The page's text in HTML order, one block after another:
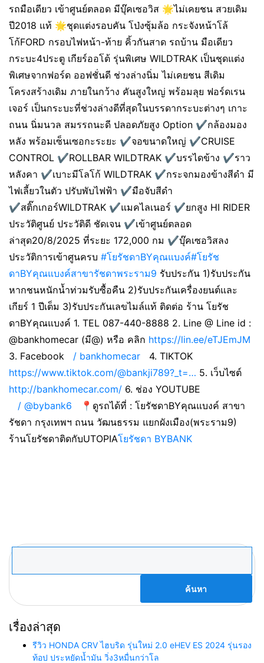
รถมือเดียว เข้าศูนย์ตลอด มีบุ๊คเซอวิส 🌟ไม่เคยชน สวยเดิม
ปี2018 แท้ 🌟ชุดแต่งรอบคัน โป่งซุ้มล้อ กระจังหน้าโล้
โก้FORD กรอบไฟหน้า-ท้าย คิ้วกันสาด รถบ้าน มือเดียว
กระบะ4ประตู เกียร์ออโต้ รุ่นพิเศษ WILDTRAK เป็นชุดแต่ง
พิเศษจากฟอร์ด ออฟชั่นดี ช่วงล่างนิ่ม ไม่เคยชน สีเดิม
โครงสร้างเดิม ภายในกว้าง คันสูงใหญ่ พร้อมลุย ฟอร์ดเรน
เจอร์ เป็นกระบะที่ช่วงล่างดีที่สุดในบรรดากระบะต่างๆ เกาะ
ถนน นิ่มนวล สมรรถนะดี ปลอดภัยสูง Option ✔️กล้องมอง
หลัง พร้อมเซ็นเซอกะระยะ ✔️จอขนาดใหญ่ ✔️CRUISE
CONTROL ✔️ROLLBAR WILDTRAK ✔️บรรไดข้าง ✔️ราว
หลังคา ✔️เบาะมีโลโก้ WILDTRAK ✔️กระจกมองข้างสีดำ มี
ไฟเลี้ยวในตัว ปรับพับไฟฟ้า ✔️มือจับสีดำ
✔️สติ๊กเกอร์WILDTRAK ✔️แมคไลเนอร์ ✔️ยกสูง HI RIDER
ประวัติศูนย์ ประวัติดี ชัดเจน ✔️เข้าศูนย์ตลอด
ล่าสุด20/8/2025 ที่ระยะ 172,000 กม ✔️บุ๊คเซอวิสลง
ประวัติการเข้าศูนครบ #โยรัชดาBYคุณแบงค์#โยรัช
ดาBYคุณแบงค์สาขารัชดาพระราม9 รับประกัน 1)รับประกัน
หากชนหนักน้ำท่วมรับซื้อคืน 2)รับประกันเครื่องยนต์และ
เกียร์ 1 ปีเต็ม 3)รับประกันเลขไมล์แท้ ติดต่อ ร้าน โยรัช
ดาBYคุณแบงค์ 1. TEL 087-440-8888 2. Line @ Line id :
@bankhomecar (มี@) หรือ คลิก https://lin.ee/eTJEmJM
3. Facebook
/ bankhomecar
4. TIKTOK
https://www.tiktok.com/@bankji789?_t=… 5. เว็บไซต์
http://bankhomecar.com/ 6. ช่อง YOUTUBE
/ @bybank6
📍ดูรถได้ที่ : โยรัชดาBYคุณแบงค์ สาขา
รัชดา กรุงเทพฯ ถนน วัฒนธรรม แยกผังเมือง(พระราม9)
ร้านโยรัชดาติดกับUTOPIAโยรัชดา BYBANK
ค้นหา
เรื่องล่าสุด
รีวิว HONDA CRV ไฮบริด รุ่นใหม่ 2.0 eHEV ES 2024 รุ่นรอง
ท้อป ประหยัดน้ำมัน วิ่ง3หมื่นกว่าโล